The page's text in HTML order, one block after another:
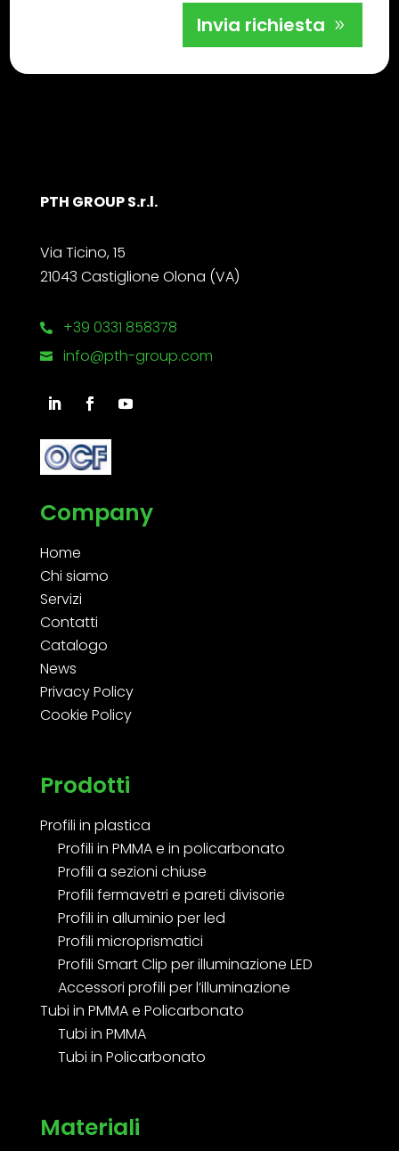
Invia richiesta
PTH GROUP S.r.l.
Via Ticino, 15
21043 Castiglione Olona (VA)
 +39 0331 858378
 info@pth-group.com
Company
Home
Chi siamo
Servizi
Contatti
Catalogo
News
Privacy Policy
Cookie Policy
Prodotti
Profili in plastica
Profili in PMMA e in policarbonato
Profili a sezioni chiuse
Profili fermavetri e pareti divisorie
Profili in alluminio per led
Profili microprismatici
Profili Smart Clip per illuminazione LED
Accessori profili per l’illuminazione
Tubi in PMMA e Policarbonato
Tubi in PMMA
Tubi in Policarbonato
Materiali